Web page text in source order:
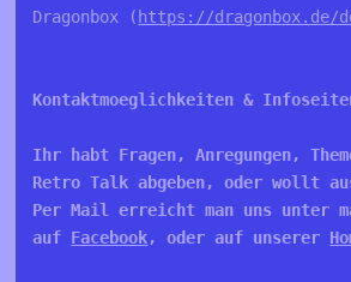
Dragonbox (https://dragonbox.de/
Kontaktmoeglichkeiten &
Ihr habt Fragen, Anregungen,
Retro Talk abgeben, oder wollt
Per Mail erreicht man uns unter
auf Facebook, oder auf unserer